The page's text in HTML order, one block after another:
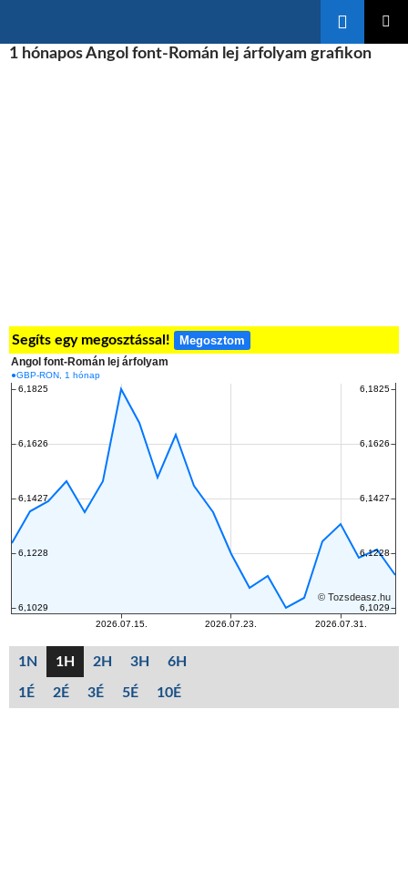
A
1 hónapos Angol font-Román lej árfolyam grafikon
Segíts egy megosztással! Megosztom
1N 1H 2H 3H 6H
1É 2É 3É 5É 10É